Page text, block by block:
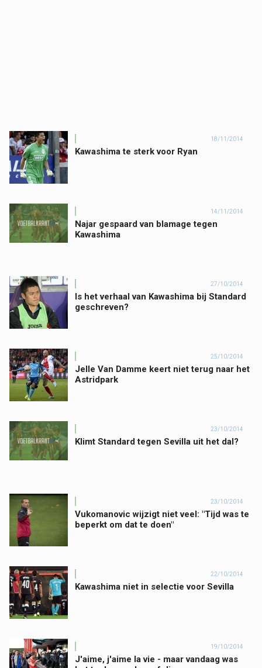
18/11/2014
Kawashima te sterk voor Ryan
14/11/2014
Najar gespaard van blamage tegen
Kawashima
27/10/2014
Is het verhaal van Kawashima bij Standard
geschreven?
25/10/2014
Jelle Van Damme keert niet terug naar het
Astridpark
23/10/2014
Klimt Standard tegen Sevilla uit het dal?
23/10/2014
Vukomanovic wijzigt niet veel: "Tijd was te
beperkt om dat te doen"
22/10/2014
Kawashima niet in selectie voor Sevilla
19/10/2014
J'aime, j'aime la vie - maar vandaag was